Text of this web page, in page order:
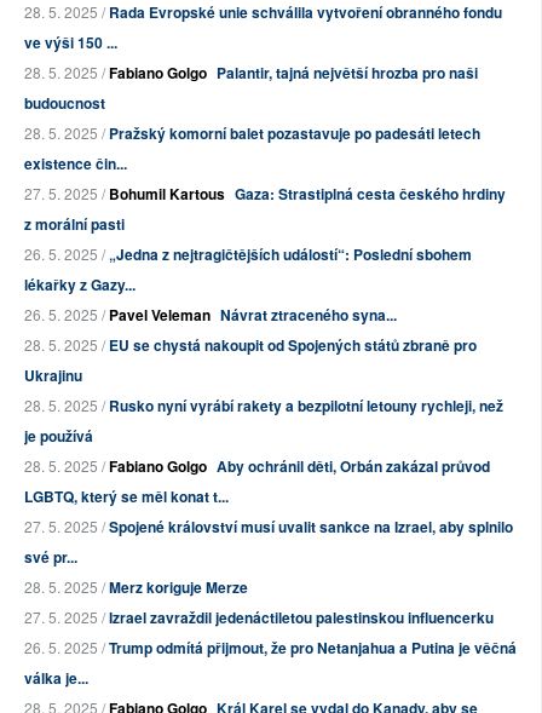
28. 5. 2025 /Rada Evropské unie schválila vytvoření obranného fondu
ve výši 150 ...
28. 5. 2025 /Fabiano Golgo Palantir, tajná největší hrozba pro naši
budoucnost
28. 5. 2025 /Pražský komorní balet pozastavuje po padesáti letech
existence čin...
27. 5. 2025 /Bohumil Kartous Gaza: Strastiplná cesta českého hrdiny
z morální pasti
26. 5. 2025 /„Jedna z nejtragičtějších událostí“: Poslední sbohem
lékařky z Gazy...
26. 5. 2025 /Pavel Veleman Návrat ztraceného syna...
28. 5. 2025 /EU se chystá nakoupit od Spojených států zbraně pro
Ukrajinu
28. 5. 2025 /Rusko nyní vyrábí rakety a bezpilotní letouny rychleji, než
je používá
28. 5. 2025 /Fabiano Golgo Aby ochránil děti, Orbán zakázal průvod
LGBTQ, který se měl konat t...
27. 5. 2025 /Spojené království musí uvalit sankce na Izrael, aby splnilo
své pr...
28. 5. 2025 /Merz koriguje Merze
27. 5. 2025 /Izrael zavraždil jedenáctiletou palestinskou influencerku
26. 5. 2025 /Trump odmítá přijmout, že pro Netanjahua a Putina je věčná
válka je...
28. 5. 2025 /Fabiano Golgo Král Karel se vydal do Kanady, aby se